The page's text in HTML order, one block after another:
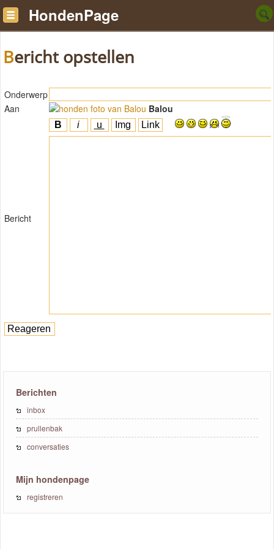
HondenPage
Bericht opstellen
Onderwerp
Aan
Balou
Bericht
Berichten
inbox
prullenbak
conversaties
Mijn hondenpage
registreren